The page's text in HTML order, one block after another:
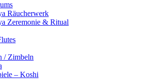
Räucherwerk
Zeremonie & Ritual
/ Zimbeln
– Koshi